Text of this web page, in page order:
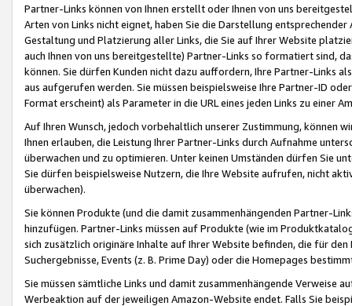
Partner-Links können von Ihnen erstellt oder Ihnen von uns
Arten von Links nicht eignet, haben Sie die Darstellung
Gestaltung und Platzierung aller Links, die Sie auf Ihrer Website
auch Ihnen von uns bereitgestellte) Partner-Links so formatiert sind,
können. Sie dürfen Kunden nicht dazu auffordern, Ihre Partner-Links
aus aufgerufen werden. Sie müssen beispielsweise Ihre Partner-ID
Format erscheint) als Parameter in die URL eines jeden Links zu einer
Auf Ihren Wunsch, jedoch vorbehaltlich unserer Zustimmung, können
Ihnen erlauben, die Leistung Ihrer Partner-Links durch Aufnahme
überwachen und zu optimieren. Unter keinen Umständen dürfen Sie
Sie dürfen beispielsweise Nutzern, die Ihre Website aufrufen, nicht
überwachen).
Sie können Produkte (und die damit zusammenhängenden Partner-
hinzufügen. Partner-Links müssen auf Produkte (wie im
sich zusätzlich originäre Inhalte auf Ihrer Website befinden, die für
Suchergebnisse, Events (z. B. Prime Day) oder die Homepages
Sie müssen sämtliche Links und damit zusammenhängende
Werbeaktion auf der jeweiligen Amazon-Website endet. Falls Sie